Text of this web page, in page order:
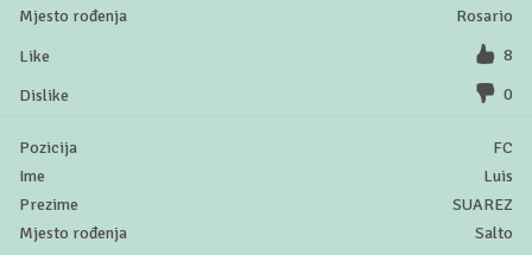
Rosario
8
0
FC
Luis
SUAREZ
Salto